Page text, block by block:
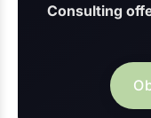
Consulting